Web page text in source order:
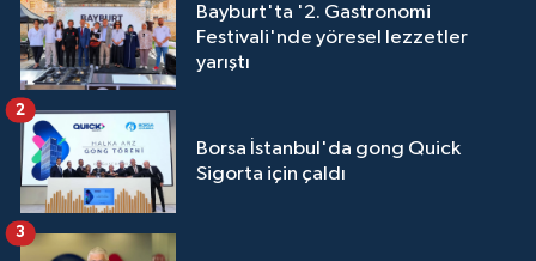
Bayburt'ta '2. Gastronomi
Festivali'nde yöresel lezzetler
yarıştı
Borsa İstanbul'da gong Quick
Sigorta için çaldı
2
3